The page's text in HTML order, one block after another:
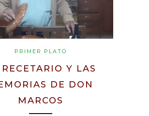
PRIMER PLATO
Y LAS
DE DON
MARCOS